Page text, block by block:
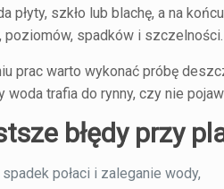
płyty, szkło lub blachę, a na
poziomów, spadków i szczelności.
prac warto wykonać próbę
woda trafia do rynny, czy nie
błędy przy
spadek połaci i zaleganie wody,